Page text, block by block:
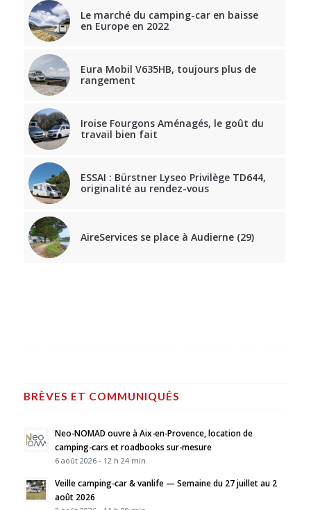
Le marché du camping-car en baisse
en Europe en 2022
Eura Mobil V635HB, toujours plus de
rangement
Iroise Fourgons Aménagés, le goût du
travail bien fait
ESSAI : Bürstner Lyseo Privilège TD644,
originalité au rendez-vous
AireServices se place à Audierne (29)
BRÈVES ET COMMUNIQUÉS
Neo-NOMAD ouvre à Aix-en-Provence, location de
camping-cars et roadbooks sur-mesure
6 août 2026 - 12 h 24 min
Veille camping-car & vanlife — Semaine du 27 juillet au 2
août 2026